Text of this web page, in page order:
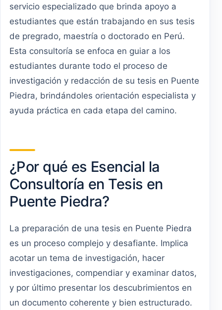
servicio especializado que brinda apoyo a
estudiantes que están trabajando en sus tesis
de pregrado, maestría o doctorado en Perú.
Esta consultoría se enfoca en guiar a los
estudiantes durante todo el proceso de
investigación y redacción de su tesis en Puente
Piedra, brindándoles orientación especialista y
ayuda práctica en cada etapa del camino.
¿Por qué es Esencial la
Consultoría en Tesis en
Puente Piedra?
La preparación de una tesis en Puente Piedra
es un proceso complejo y desafiante. Implica
acotar un tema de investigación, hacer
investigaciones, compendiar y examinar datos,
y por último presentar los descubrimientos en
un documento coherente y bien estructurado.